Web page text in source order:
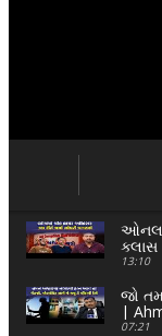
ક્લાસ
13:10
જો
|
07:21